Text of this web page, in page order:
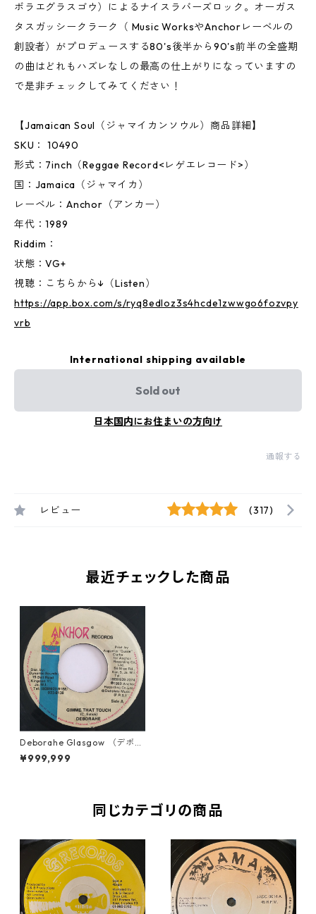
ボラエグラスゴウ）によるナイスラバーズロック。オーガス
タスガッシークラーク（ Music WorksやAnchorレーベルの
創設者）がプロデュースする80's後半から90's前半の全盛期
の曲はどれもハズレなしの最高の仕上がりになっていますの
で是非チェックしてみてください！
【Jamaican Soul（ジャマイカンソウル）商品詳細】
SKU： 10490
形式：7inch（Reggae Record<レゲエレコード>）
国：Jamaica（ジャマイカ）
レーベル：Anchor（アンカー）
年代：1989
Riddim：
状態：VG+
視聴：こちらから↓（Listen）
https://app.box.com/s/ryq8edloz3s4hcde1zwwgo6fozvpy
vrb
International shipping available
Sold out
日本国内にお住まいの方向け
通報する
レビュー (317)
最近チェックした商品
Deborahe Glasgow （デボラ
エグラスゴウ） - Gimme Tha
t Touch【7'】
¥999,999
同じカテゴリの商品